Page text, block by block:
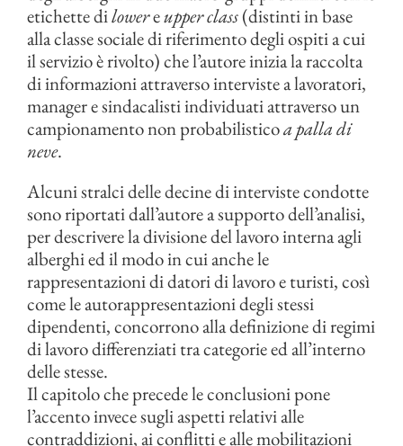
etichette dilowereupper class(distinti in base
alla classe sociale di riferimento degli ospiti a cui
il servizio è rivolto) che l’autore inizia la raccolta
di informazioni attraverso interviste a lavoratori,
manager e sindacalisti individuati attraverso un
campionamento non probabilisticoa palla di
neve.
Alcuni stralci delle decine di interviste condotte
sono riportati dall’autore a supporto dell’analisi,
per descrivere la divisione del lavoro interna agli
alberghi ed il modo in cui anche le
rappresentazioni di datori di lavoro e turisti, così
come le autorappresentazioni degli stessi
dipendenti, concorrono alla definizione di regimi
di lavoro differenziati tra categorie ed all’interno
delle stesse.
Il capitolo che precede le conclusioni pone
l’accento invece sugli aspetti relativi alle
contraddizioni, ai conflitti e alle mobilitazioni